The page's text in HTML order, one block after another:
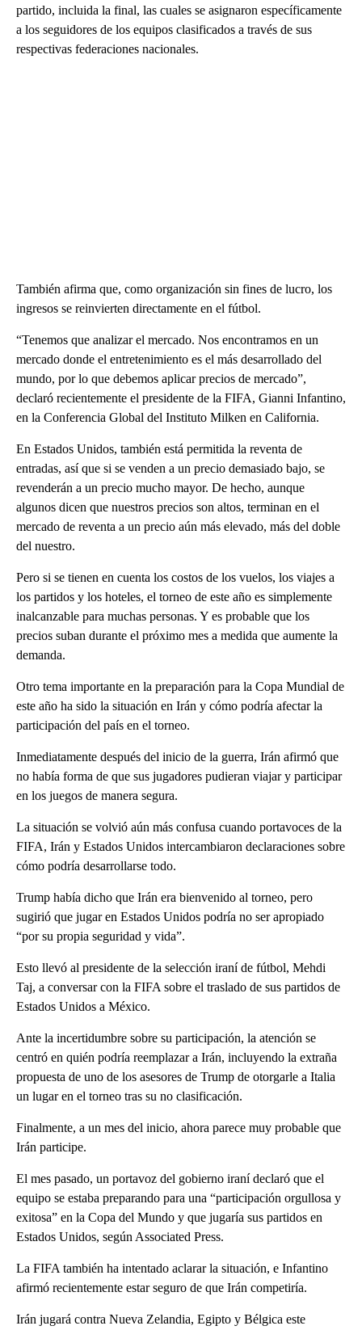
partido, incluida la final, las cuales se asignaron específicamente
a los seguidores de los equipos clasificados a través de sus
respectivas federaciones nacionales.
También afirma que, como organización sin fines de lucro, los
ingresos se reinvierten directamente en el fútbol.
“Tenemos que analizar el mercado. Nos encontramos en un
mercado donde el entretenimiento es el más desarrollado del
mundo, por lo que debemos aplicar precios de mercado”,
declaró recientemente el presidente de la FIFA, Gianni Infantino,
en la Conferencia Global del Instituto Milken en California.
En Estados Unidos, también está permitida la reventa de
entradas, así que si se venden a un precio demasiado bajo, se
revenderán a un precio mucho mayor. De hecho, aunque
algunos dicen que nuestros precios son altos, terminan en el
mercado de reventa a un precio aún más elevado, más del doble
del nuestro.
Pero si se tienen en cuenta los costos de los vuelos, los viajes a
los partidos y los hoteles, el torneo de este año es simplemente
inalcanzable para muchas personas. Y es probable que los
precios suban durante el próximo mes a medida que aumente la
demanda.
Otro tema importante en la preparación para la Copa Mundial de
este año ha sido la situación en Irán y cómo podría afectar la
participación del país en el torneo.
Inmediatamente después del inicio de la guerra, Irán afirmó que
no había forma de que sus jugadores pudieran viajar y participar
en los juegos de manera segura.
La situación se volvió aún más confusa cuando portavoces de la
FIFA, Irán y Estados Unidos intercambiaron declaraciones sobre
cómo podría desarrollarse todo.
Trump había dicho que Irán era bienvenido al torneo, pero
sugirió que jugar en Estados Unidos podría no ser apropiado
“por su propia seguridad y vida”.
Esto llevó al presidente de la selección iraní de fútbol, ​​Mehdi
Taj, a conversar con la FIFA sobre el traslado de sus partidos de
Estados Unidos a México.
Ante la incertidumbre sobre su participación, la atención se
centró en quién podría reemplazar a Irán, incluyendo la extraña
propuesta de uno de los asesores de Trump de otorgarle a Italia
un lugar en el torneo tras su no clasificación.
Finalmente, a un mes del inicio, ahora parece muy probable que
Irán participe.
El mes pasado, un portavoz del gobierno iraní declaró que el
equipo se estaba preparando para una “participación orgullosa y
exitosa” en la Copa del Mundo y que jugaría sus partidos en
Estados Unidos, según Associated Press.
La FIFA también ha intentado aclarar la situación, e Infantino
afirmó recientemente estar seguro de que Irán competiría.
Irán jugará contra Nueva Zelandia, Egipto y Bélgica este